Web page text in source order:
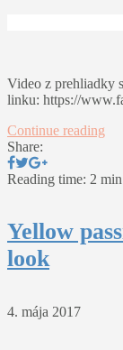
Video z prehliadky
linku: https://
Continue reading
Share:
Reading time: 2 min
Yellow
look
4. mája 2017